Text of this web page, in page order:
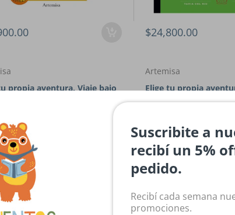
$24,800.00
propia aventura. Viaje bajo
Artemisa
Elige tu propia
Suscribite a
recibí un 5%
pedido.
Recibí cada semana
promociones.